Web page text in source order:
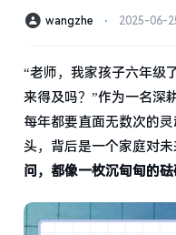
wangzhe ⋅ 2025-06-
“老师，我家孩子六年级
来得及吗？”作为一名深
每年都要直面无数次的
头，背后是一个家庭对未
问，都像一枚沉甸甸的砝